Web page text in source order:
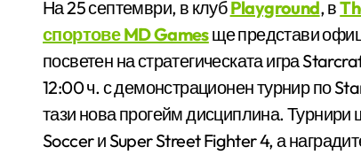
На 25 септември, в клубPlayground, в
спортове MD Gamesще представи
посветен на стратегическата игра
12:00 ч. с демонстрационен турнир по
тази нова прогейм дисциплина.
Soccer и Super Street Fighter 4, а